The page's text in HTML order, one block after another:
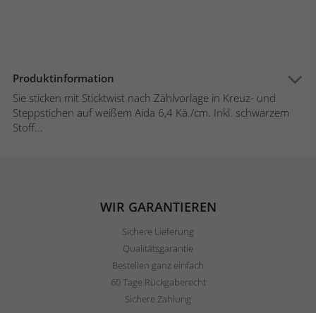
Produktinformation
Sie sticken mit Sticktwist nach Zählvorlage in Kreuz- und
Steppstichen auf weißem Aida 6,4 Kä./cm. Inkl. schwarzem
Stoff...
WIR GARANTIEREN
Sichere Lieferung
Qualitätsgarantie
Bestellen ganz einfach
60 Tage Rückgaberecht
Sichere Zahlung